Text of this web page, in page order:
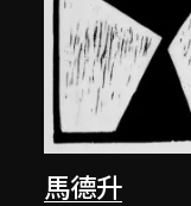
馬德升